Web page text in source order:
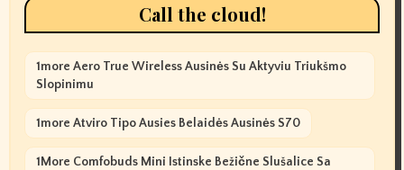
Call the cloud!
1more Aero True Wireless Ausinės Su Aktyviu Triukšmo
Slopinimu
1more Atviro Tipo Ausies Belaidės Ausinės S70
1More Comfobuds Mini Istinske Bežične Slušalice Sa